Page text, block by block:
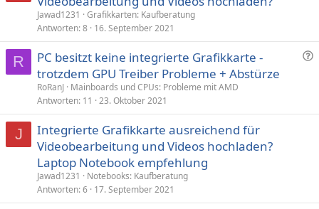
e
r
Jawad1231
Grafikkarten: Kaufberatung
Antworten 8 16. September 2021
R
F
e
PC besitzt keine integrierte Grafikkarte -
trotzdem GPU Treiber Probleme + Abstürze
RoRanJ
Mainboards und CPUs: Probleme mit AMD
Antworten 11 23. Oktober 2021
J
Integrierte Grafikkarte ausreichend für
Videobearbeitung und Videos hochladen?
Laptop Notebook empfehlung
Jawad1231
Notebooks: Kaufberatung
Antworten 6 17. September 2021